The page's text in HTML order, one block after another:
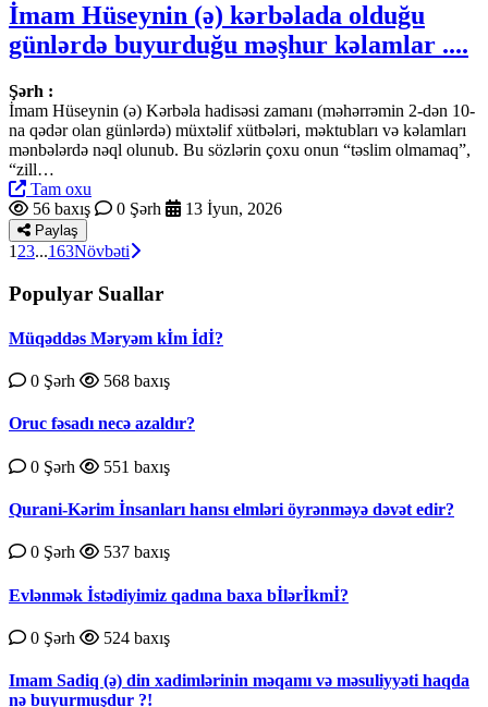
İmam Hüseynin (ə) kərbəlada olduğu
günlərdə buyurduğu məşhur kəlamlar ....
Şərh :
İmam Hüseynin (ə) Kərbəla hadisəsi zamanı (məhərrəmin 2-dən 10-
na qədər olan günlərdə) müxtəlif xütbələri, məktubları və kəlamları
mənbələrdə nəql olunub. Bu sözlərin çoxu onun “təslim olmamaq”,
“zill…
Tam oxu
56 baxış
0 Şərh 13 İyun, 2026
Paylaş
1 23...163Növbəti
Populyar Suallar
Müqəddəs Məryəm kİm İdİ?
0 Şərh 568 baxış
Oruc fəsadı necə azaldır?
0 Şərh 551 baxış
Qurаni-Kərim İnsаnlаrı hаnsı еlmləri öyrənməyə dəvət еdir?
0 Şərh 537 baxış
Evlənmək İstədiyimiz qadına baxa bİlərİkmİ?
0 Şərh 524 baxış
Imam Sadiq (ə) din xadimlərinin məqamı və məsuliyyəti haqda
nə buyurmuşdur ?!